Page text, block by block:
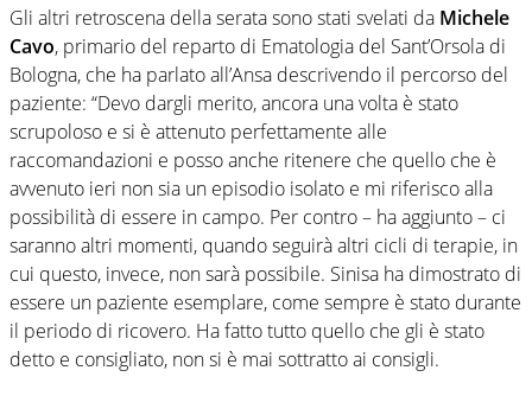
Gli altri retroscena della serata sono stati svelati da Michele
Cavo, primario del reparto di Ematologia del Sant’Orsola di
Bologna, che ha parlato all’Ansa descrivendo il percorso del
paziente: “Devo dargli merito, ancora una volta è stato
scrupoloso e si è attenuto perfettamente alle
raccomandazioni e posso anche ritenere che quello che è
avvenuto ieri non sia un episodio isolato e mi riferisco alla
possibilità di essere in campo. Per contro – ha aggiunto – ci
saranno altri momenti, quando seguirà altri cicli di terapie, in
cui questo, invece, non sarà possibile. Sinisa ha dimostrato di
essere un paziente esemplare, come sempre è stato durante
il periodo di ricovero. Ha fatto tutto quello che gli è stato
detto e consigliato, non si è mai sottratto ai consigli.